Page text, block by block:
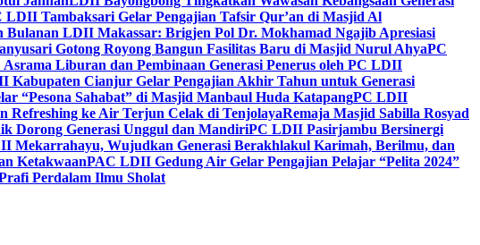
LDII Tambaksari Gelar Pengajian Tafsir Qur’an di Masjid Al
Bulanan LDII Makassar: Brigjen Pol Dr. Mokhamad Ngajib Apresiasi
Gotong Royong Bangun Fasilitas Baru di Masjid Nurul AhyaPC
Liburan dan Pembinaan Generasi Penerus oleh PC LDII
Kabupaten Cianjur Gelar Pengajian Akhir Tahun untuk Generasi
“Pesona Sahabat” di Masjid Manbaul Huda KatapangPC LDII
ke Air Terjun Celak di TenjolayaRemaja Masjid Sabilla Rosyad
Dorong Generasi Unggul dan MandiriPC LDII Pasirjambu Bersinergi
Mekarrahayu, Wujudkan Generasi Berakhlakul Karimah, Berilmu, dan
KetakwaanPAC LDII Gedung Air Gelar Pengajian Pelajar “Pelita 2024”
Perdalam Ilmu Sholat